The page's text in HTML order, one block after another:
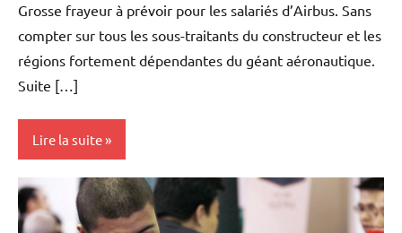
Grosse frayeur à prévoir pour les salariés d’Airbus. Sans
compter sur tous les sous-traitants du constructeur et les
régions fortement dépendantes du géant aéronautique.
Suite […]
Lire la suite
Actualités
Aéronautique